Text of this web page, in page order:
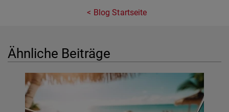
Blog Startseite
Ähnliche Beiträge